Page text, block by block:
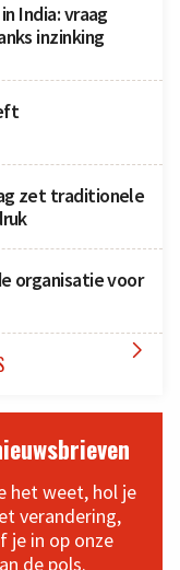
India: vraag
inzinking
zet traditionele
organisatie voor

het weet, hol je
verandering,
je in op onze
de pols.